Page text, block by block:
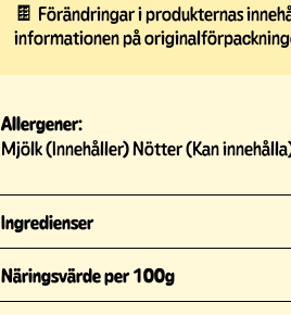
🍫 Förändringar i produkternas
informationen på
Allergener:
Mjölk (Innehåller) Nötter (Kan
Ingredienser
Näringsvärde per 100g